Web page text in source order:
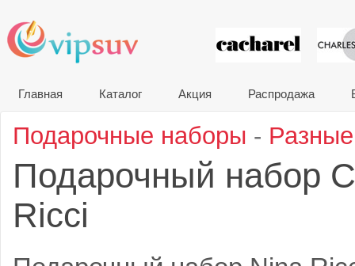
VIP
Главная Каталог Акция Распродажа
Подарочные наборы -
Подарочный набор
Ricci